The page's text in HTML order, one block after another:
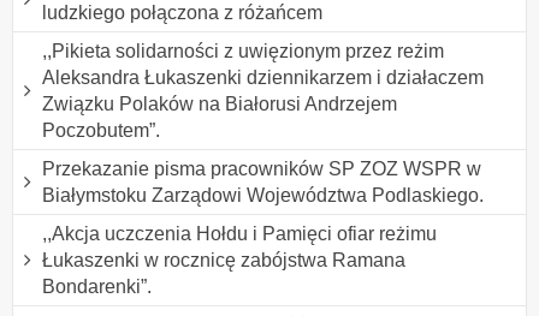
ludzkiego połączona z różańcem
,,Pikieta solidarności z uwięzionym przez reżim
Aleksandra Łukaszenki dziennikarzem i działaczem
Związku Polaków na Białorusi Andrzejem
Poczobutem”.
Przekazanie pisma pracowników SP ZOZ WSPR w
Białymstoku Zarządowi Województwa Podlaskiego.
,,Akcja uczczenia Hołdu i Pamięci ofiar reżimu
Łukaszenki w rocznicę zabójstwa Ramana
Bondarenki”.